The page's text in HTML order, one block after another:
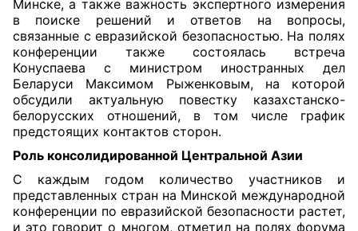
Минске, а также важность экспертного измерения
в поиске решений и ответов на вопросы,
связанные с евразийской безопасностью. На полях
конференции также состоялась встреча
Конуспаева с министром иностранных дел
Беларуси Максимом Рыженковым, на которой
обсудили актуальную повестку казахстанско-
белорусских отношений, в том числе график
предстоящих контактов сторон.
Роль консолидированной Центральной Азии
С каждым годом количество участников и
представленных стран на Минской международной
конференции по евразийской безопасности растет,
и это говорит о многом, отметил на полях форума